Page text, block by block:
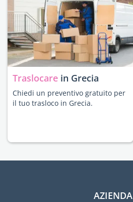
Traslocare in Grecia
Chiedi un preventivo gratuito per
il tuo trasloco in Grecia.
AZIENDA